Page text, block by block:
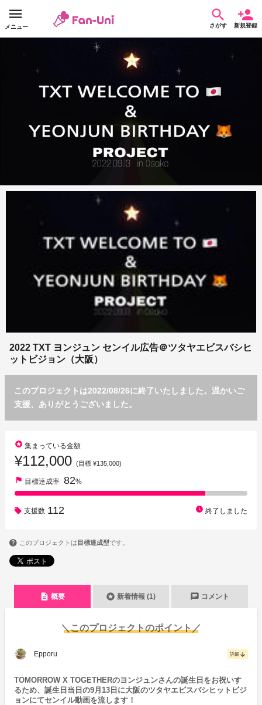
メニュー さがす 新規登録
2022 TXT ヨンジュン センイル広告＠ツタヤエビスバシヒ
ットビジョン（大阪）
このプロジェクトは2022/08/26に終了いたしました。温かいご
支援、ありがとうございました。
stars 集まっている金額
¥112,000 (目標 ¥135,000)
flag 目標達成率 82%
支援数 112 watch_later 終了しました
このプロジェクトは 目標達成型です。
description 概要 stars 新着情報 (1) chat コメント
＼このプロジェクトのポイント／
Epporu 詳細 arrow_downward
TOMORROW X TOGETHERのヨンジュンさんの誕生日をお祝いす
るため、誕生日当日の9月13日に大阪のツタヤエビスバシヒットビジ
ョンにてセンイル動画を流します！